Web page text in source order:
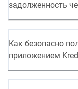
задолженность
Как безопасно
приложением